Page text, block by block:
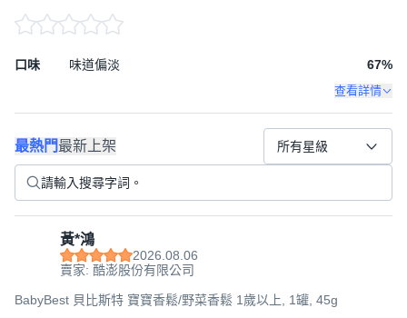
口味 味道偏淡 67%
查看詳情
最熱門最新上架 所有星級
黃*鴻
2026.08.06
賣家: 酷澎股份有限公司
BabyBest 貝比斯特 寶寶香鬆/野菜香鬆 1歲以上, 1罐, 45g